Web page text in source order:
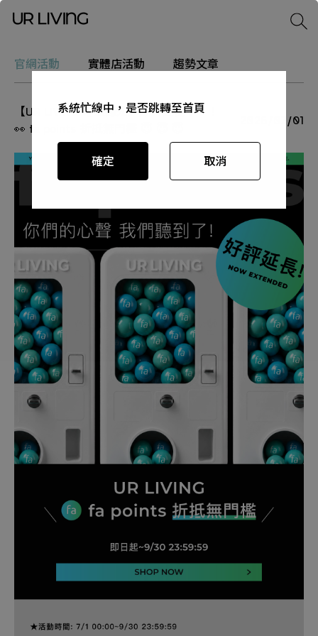
官網活動 實體店活動 趨勢文章
【UR LIVING 權益通知】好評延長！！！
👀 fa points 折抵無門檻 😇 😇 😇
2026/07/01
系統忙線中，是否跳轉至首頁
確定 取消
系統忙線中，是否跳轉至首頁
確定 取消
系統忙線中，是否跳轉至首頁
確定 取消